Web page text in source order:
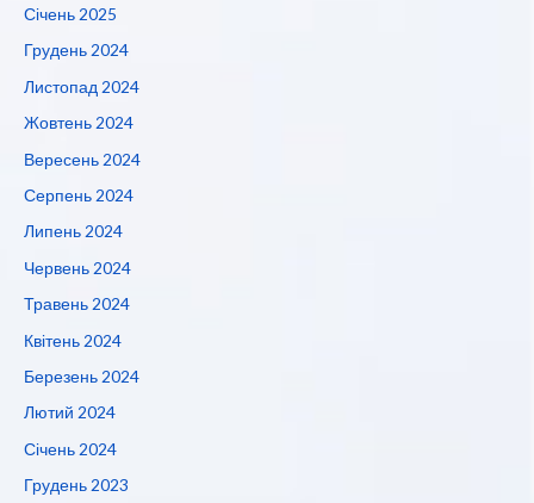
Січень 2025
Грудень 2024
Листопад 2024
Жовтень 2024
Вересень 2024
Серпень 2024
Липень 2024
Червень 2024
Травень 2024
Квітень 2024
Березень 2024
Лютий 2024
Січень 2024
Грудень 2023